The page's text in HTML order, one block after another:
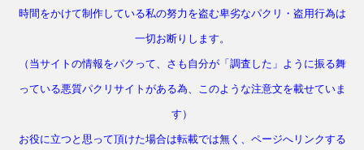
時間をかけて制作している私の努力を盗む卑劣なパクリ・盗用行為は
一切お断りします。
（当サイトの情報をパクって、さも自分が「調査した」ように振る舞
っている悪質パクリサイトがある為、このような注意文を載せていま
す）
お役に立つと思って頂けた場合は転載では無く、ページへリンクする